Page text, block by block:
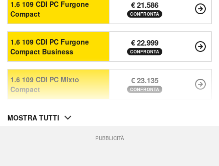
1.6 109 CDI PC Furgone
Compact
€ 21.586
CONFRONTA
1.6 109 CDI PC Furgone
Compact Business
€ 22.999
CONFRONTA
1.6 109 CDI PC Mixto
Compact
€ 23.135
CONFRONTA
MOSTRA TUTTI
PUBBLICITÀ